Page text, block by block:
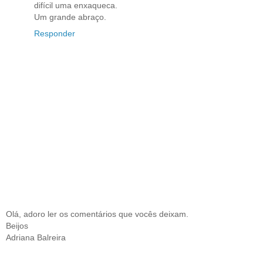
difícil uma enxaqueca.
Um grande abraço.
Responder
Olá, adoro ler os comentários que vocês deixam.
Beijos
Adriana Balreira